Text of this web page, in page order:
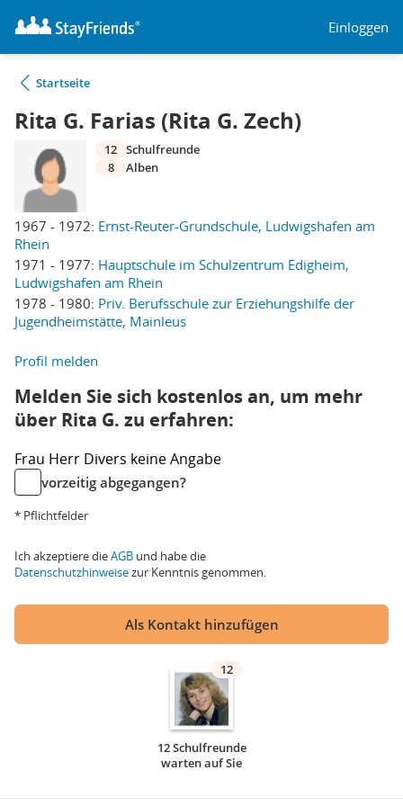
Einloggen
Startseite
Rita G. Farias (Rita G. Zech)
1967 - 1972: Ernst-Reuter-Grundschule, Ludwigshafen am
Rhein
1971 - 1977: Hauptschule im Schulzentrum Edigheim,
Ludwigshafen am Rhein
1978 - 1980: Priv. Berufsschule zur Erziehungshilfe der
Jugendheimstätte, Mainleus
12 Schulfreunde
8
Alben
Profil melden
Melden Sie sich kostenlos an, um mehr
über Rita G. zu erfahren:
Frau Herr Divers keine Angabe
vorzeitig abgegangen?
* Pflichtfelder
Ich akzeptiere dieAGB und habe die
Datenschutzhinweisezur Kenntnis genommen.
Als Kontakt hinzufügen
12
12 Schulfreunde
warten auf Sie